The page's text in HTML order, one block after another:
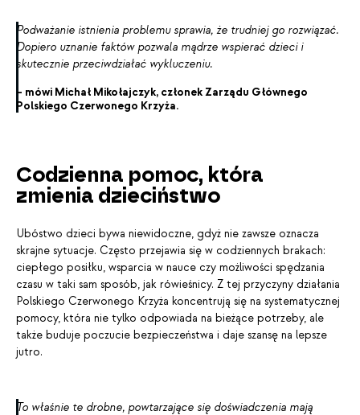
Podważanie istnienia problemu sprawia, że trudniej go rozwiązać.
Dopiero uznanie faktów pozwala mądrze wspierać dzieci i
skutecznie przeciwdziałać wykluczeniu.
– mówi Michał Mikołajczyk, członek Zarządu Głównego
Polskiego Czerwonego Krzyża.
Codzienna pomoc, która
zmienia dzieciństwo
Ubóstwo dzieci bywa niewidoczne, gdyż nie zawsze oznacza
skrajne sytuacje. Często przejawia się w codziennych brakach:
ciepłego posiłku, wsparcia w nauce czy możliwości spędzania
czasu w taki sam sposób, jak rówieśnicy. Z tej przyczyny działania
Polskiego Czerwonego Krzyża koncentrują się na systematycznej
pomocy, która nie tylko odpowiada na bieżące potrzeby, ale
także buduje poczucie bezpieczeństwa i daje szansę na lepsze
jutro.
To właśnie te drobne, powtarzające się doświadczenia mają